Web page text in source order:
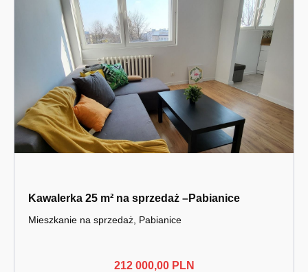
Kawalerka 25 m² na sprzedaż –Pabianice
Mieszkanie na sprzedaż, Pabianice
212 000,00 PLN